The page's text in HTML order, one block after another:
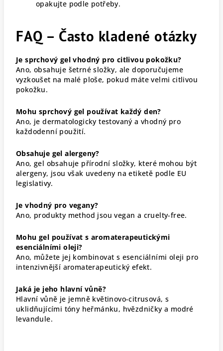
opakujte podle potřeby.
FAQ – Často kladené otázky
Je sprchový gel vhodný pro citlivou pokožku?
Ano, obsahuje šetrné složky, ale doporučujeme
vyzkoušet na malé ploše, pokud máte velmi citlivou
pokožku.
Mohu sprchový gel používat každý den?
Ano, je dermatologicky testovaný a vhodný pro
každodenní použití.
Obsahuje gel alergeny?
Ano, gel obsahuje přírodní složky, které mohou být
alergeny, jsou však uvedeny na etiketě podle EU
legislativy.
Je vhodný pro vegany?
Ano, produkty method jsou vegan a cruelty-free.
Mohu gel používat s aromaterapeutickými
esenciálními oleji?
Ano, můžete jej kombinovat s esenciálními oleji pro
intenzivnější aromaterapeutický efekt.
Jaká je jeho hlavní vůně?
Hlavní vůně je jemně květinovo-citrusová, s
uklidňujícími tóny heřmánku, hvězdničky a modré
levandule.